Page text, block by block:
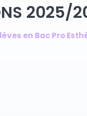
2025/
en Bac Pro